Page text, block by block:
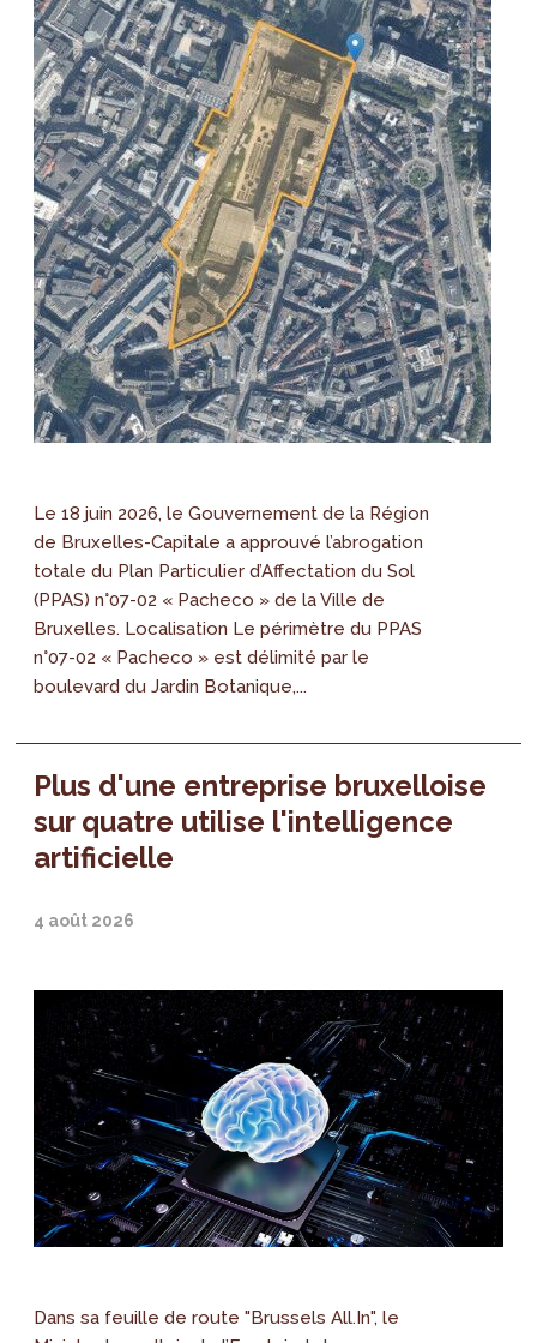
Le 18 juin 2026, le Gouvernement de la Région
de Bruxelles-Capitale a approuvé l’abrogation
totale du Plan Particulier d’Affectation du Sol
(PPAS) n°07-02 « Pacheco » de la Ville de
Bruxelles. Localisation Le périmètre du PPAS
n°07-02 « Pacheco » est délimité par le
boulevard du Jardin Botanique,...
Plus d'une entreprise bruxelloise
sur quatre utilise l'intelligence
artificielle
4 août 2026
Dans sa feuille de route "Brussels All.In", le